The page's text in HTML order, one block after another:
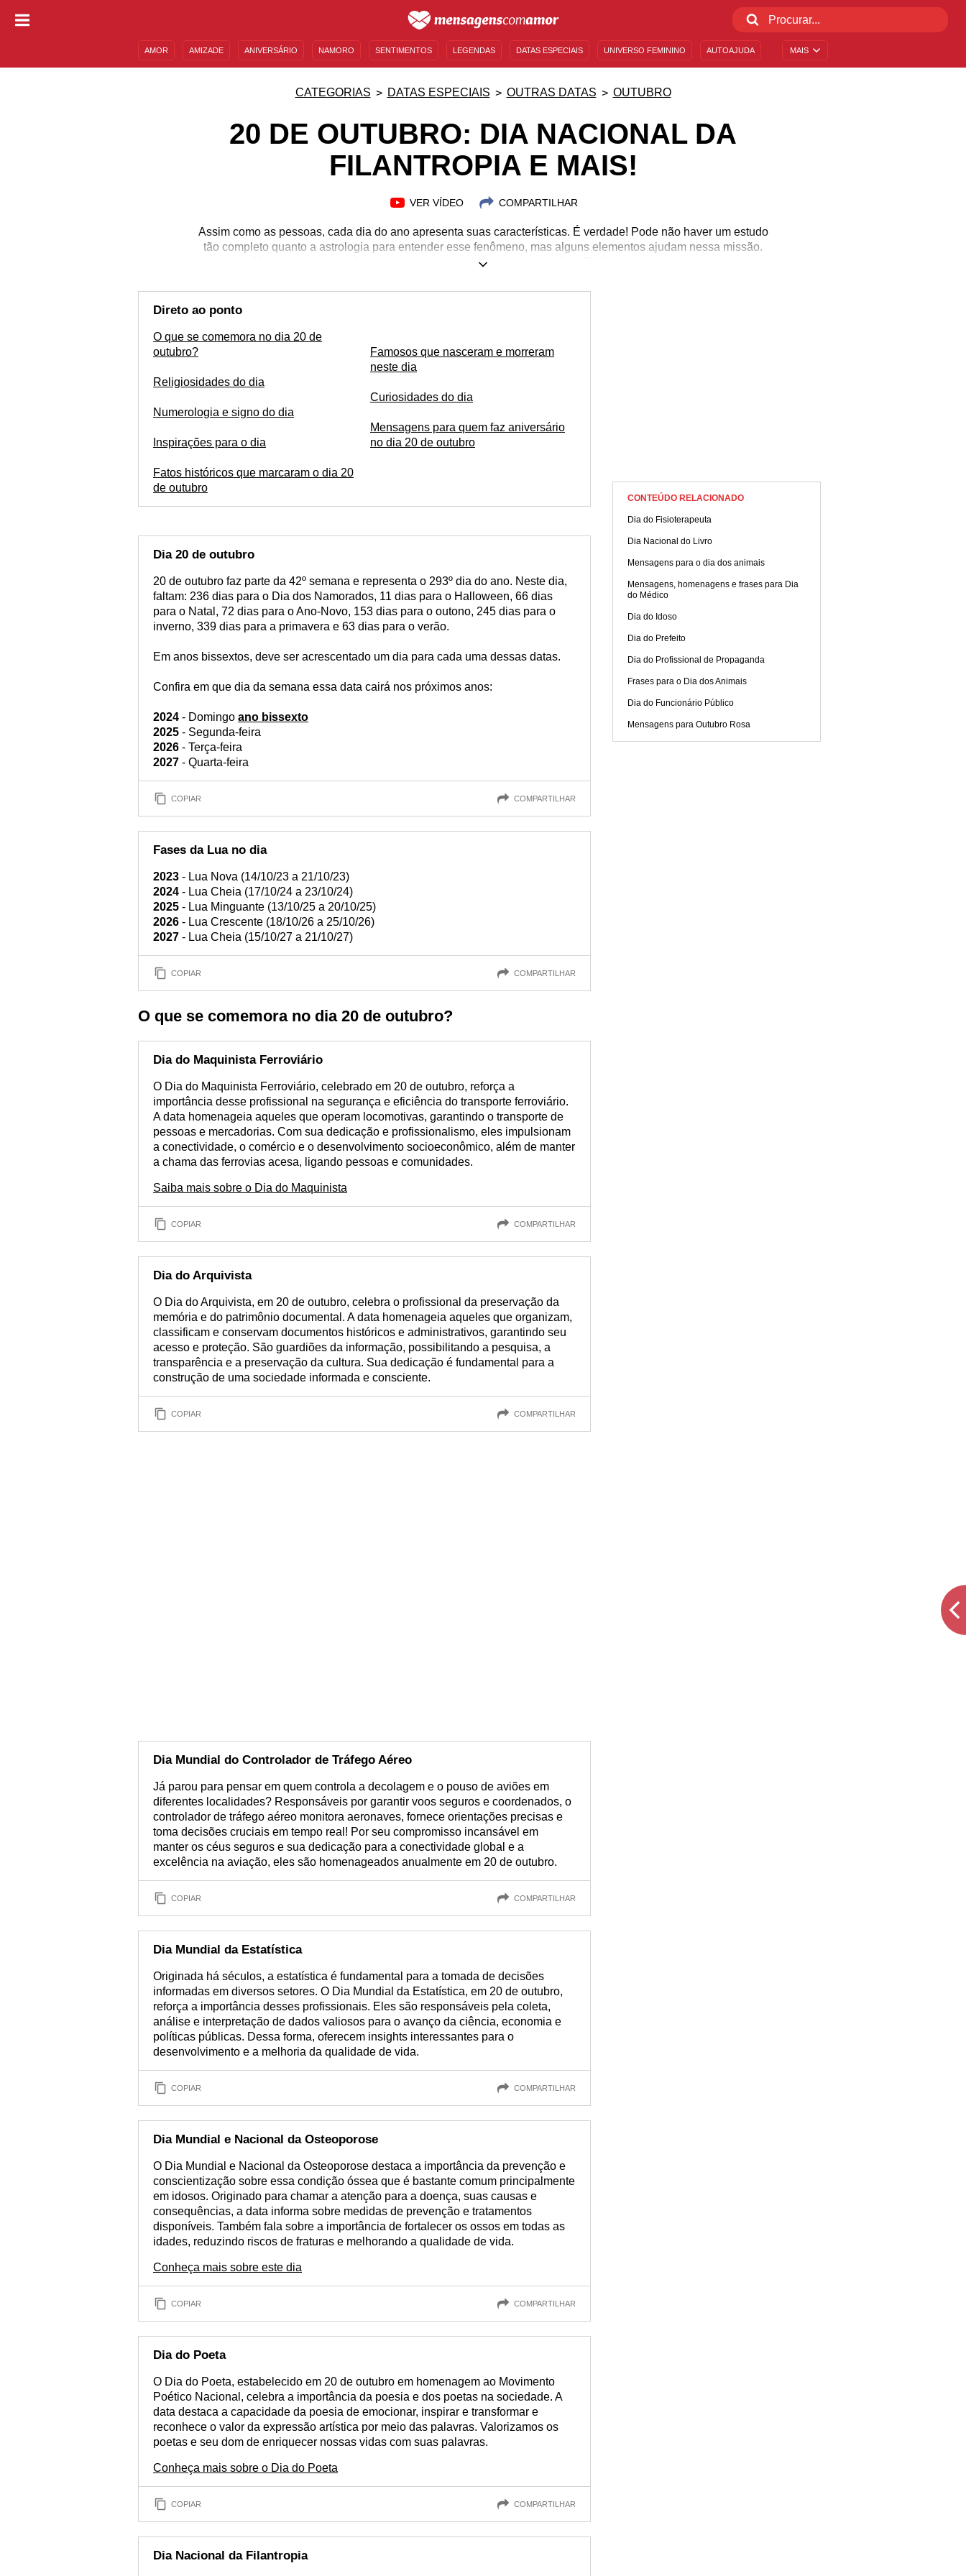
MAIS
AMOR AMIZADE ANIVERSÁRIO NAMORO SENTIMENTOS LEGENDAS DATAS ESPECIAIS UNIVERSO FEMININO AUTOAJUDA
CATEGORIAS DATAS ESPECIAIS OUTRAS DATAS OUTUBRO
20 DE OUTUBRO: DIA NACIONAL DA
FILANTROPIA E MAIS!
VER VÍDEO COMPARTILHAR
Assim como as pessoas, cada dia do ano apresenta suas características. É verdade! Pode não haver um estudo
tão completo quanto a astrologia para entender esse fenômeno, mas alguns elementos ajudam nessa missão.
Veja o dia 20 de outubro: ele não representa nenhum feriado no calendário. Porém, não deixa de celebrar coisas
número especial (três!) que traz elementos próprios para sua energia e, claro, tem outras curiosidades a mais.
Quer saber mais? Aproveite para conferir um guia completo sobre essa data e cair de cabeça em suas
Direto ao ponto
O que se comemora no dia 20 de
outubro?
Religiosidades do dia
Numerologia e signo do dia
Inspirações para o dia
Fatos históricos que marcaram o dia 20
de outubro
Famosos que nasceram e morreram
neste dia
Curiosidades do dia
Mensagens para quem faz aniversário
no dia 20 de outubro
Dia 20 de outubro
20 de outubro faz parte da 42º semana e representa o 293º dia do ano. Neste dia,
faltam: 236 dias para o Dia dos Namorados, 11 dias para o Halloween, 66 dias
para o Natal, 72 dias para o Ano-Novo, 153 dias para o outono, 245 dias para o
inverno, 339 dias para a primavera e 63 dias para o verão.
Em anos bissextos, deve ser acrescentado um dia para cada uma dessas datas.
Confira em que dia da semana essa data cairá nos próximos anos:
2024 - Domingo ano bissexto
2025 - Segunda-feira
2026 - Terça-feira
2027 - Quarta-feira
COPIAR COMPARTILHAR
Fases da Lua no dia
2023 - Lua Nova (14/10/23 a 21/10/23)
2024 - Lua Cheia (17/10/24 a 23/10/24)
2025 - Lua Minguante (13/10/25 a 20/10/25)
2026 - Lua Crescente (18/10/26 a 25/10/26)
2027 - Lua Cheia (15/10/27 a 21/10/27)
COPIAR COMPARTILHAR
O que se comemora no dia 20 de outubro?
Dia do Maquinista Ferroviário
O Dia do Maquinista Ferroviário, celebrado em 20 de outubro, reforça a
importância desse profissional na segurança e eficiência do transporte ferroviário.
A data homenageia aqueles que operam locomotivas, garantindo o transporte de
pessoas e mercadorias. Com sua dedicação e profissionalismo, eles impulsionam
a conectividade, o comércio e o desenvolvimento socioeconômico, além de manter
a chama das ferrovias acesa, ligando pessoas e comunidades.
Saiba mais sobre o Dia do Maquinista
COPIAR COMPARTILHAR
Dia do Arquivista
O Dia do Arquivista, em 20 de outubro, celebra o profissional da preservação da
memória e do patrimônio documental. A data homenageia aqueles que organizam,
classificam e conservam documentos históricos e administrativos, garantindo seu
acesso e proteção. São guardiões da informação, possibilitando a pesquisa, a
transparência e a preservação da cultura. Sua dedicação é fundamental para a
construção de uma sociedade informada e consciente.
COPIAR COMPARTILHAR
Dia Mundial do Controlador de Tráfego Aéreo
Já parou para pensar em quem controla a decolagem e o pouso de aviões em
diferentes localidades? Responsáveis por garantir voos seguros e coordenados, o
controlador de tráfego aéreo monitora aeronaves, fornece orientações precisas e
toma decisões cruciais em tempo real! Por seu compromisso incansável em
manter os céus seguros e sua dedicação para a conectividade global e a
excelência na aviação, eles são homenageados anualmente em 20 de outubro.
COPIAR COMPARTILHAR
Dia Mundial da Estatística
Originada há séculos, a estatística é fundamental para a tomada de decisões
informadas em diversos setores. O Dia Mundial da Estatística, em 20 de outubro,
reforça a importância desses profissionais. Eles são responsáveis pela coleta,
análise e interpretação de dados valiosos para o avanço da ciência, economia e
políticas públicas. Dessa forma, oferecem insights interessantes para o
desenvolvimento e a melhoria da qualidade de vida.
COPIAR COMPARTILHAR
Dia Mundial e Nacional da Osteoporose
O Dia Mundial e Nacional da Osteoporose destaca a importância da prevenção e
conscientização sobre essa condição óssea que é bastante comum principalmente
em idosos. Originado para chamar a atenção para a doença, suas causas e
consequências, a data informa sobre medidas de prevenção e tratamentos
disponíveis. Também fala sobre a importância de fortalecer os ossos em todas as
idades, reduzindo riscos de fraturas e melhorando a qualidade de vida.
Conheça mais sobre este dia
COPIAR COMPARTILHAR
Dia do Poeta
O Dia do Poeta, estabelecido em 20 de outubro em homenagem ao Movimento
Poético Nacional, celebra a importância da poesia e dos poetas na sociedade. A
data destaca a capacidade da poesia de emocionar, inspirar e transformar e
reconhece o valor da expressão artística por meio das palavras. Valorizamos os
poetas e seu dom de enriquecer nossas vidas com suas palavras.
Conheça mais sobre o Dia do Poeta
COPIAR COMPARTILHAR
Dia Nacional da Filantropia
CONTEÚDO RELACIONADO
Dia do Fisioterapeuta
Dia Nacional do Livro
Mensagens para o dia dos animais
Mensagens, homenagens e frases para Dia
do Médico
Dia do Idoso
Dia do Prefeito
Dia do Profissional de Propaganda
Frases para o Dia dos Animais
Dia do Funcionário Público
Mensagens para Outubro Rosa